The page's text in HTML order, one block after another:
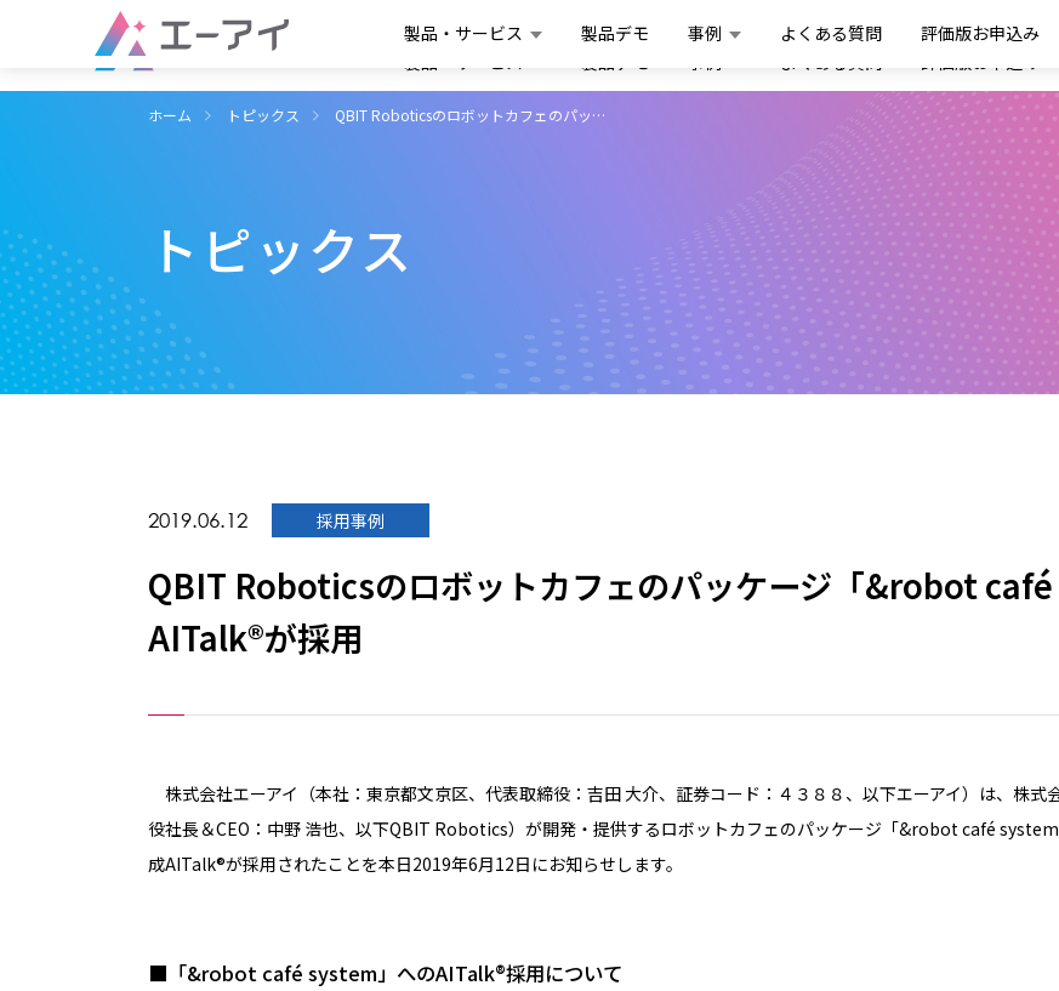
製品・サービス 製品デモ 事例 よくある質問 評価版お申込み
製品・サービス 製品デモ 事例 よくある質問 評価版お申込み
ホーム トピックス QBIT Roboticsのロボットカフェのパッ…
トピックス
2019.06.12 採用事例
QBIT Roboticsのロボットカフェのパッケージ「&robot
AITalk®が採用
株式会社エーアイ（本社：東京都文京区、代表取締役：吉田 大介、証券コード：４３８８、以下エーアイ）は、株
役社長＆CEO：中野 浩也、以下QBIT Robotics）が開発・提供するロボットカフェのパッケージ「&robot café
成AITalk®が採用されたことを本日2019年6月12日にお知らせします。
■「&robot café system」へのAITalk®採用について